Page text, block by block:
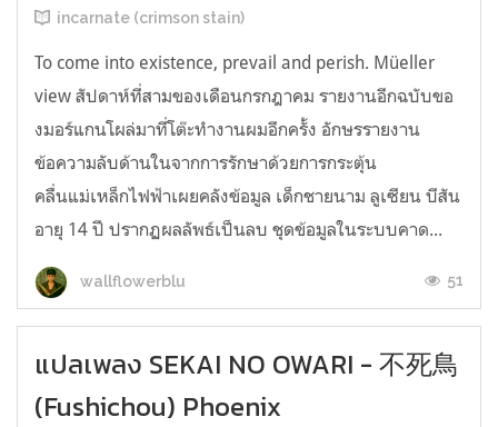
incarnate (crimson stain)
To come into existence, prevail and perish. Müeller
view สัปดาห์ที่สามของเดือนกรกฎาคม รายงานอีกฉบับขอ
งมอร์แกนโผล่มาที่โต๊ะทำงานผมอีกครั้ง อักษรรายงาน
ข้อความลับด้านในจากการรักษาด้วยการกระตุ้น
คลื่นแม่เหล็กไฟฟ้าเผยคลังข้อมูล เด็กชายนาม ลูเซียน บีสัน
อายุ 14 ปี ปรากฏผลลัพธ์เป็นลบ ชุดข้อมูลในระบบคาด...
wallflowerblu 51
แปลเพลง SEKAI NO OWARI - 不死鳥
(Fushichou) Phoenix